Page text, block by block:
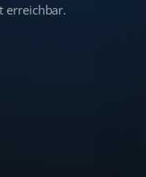
erreichbar.